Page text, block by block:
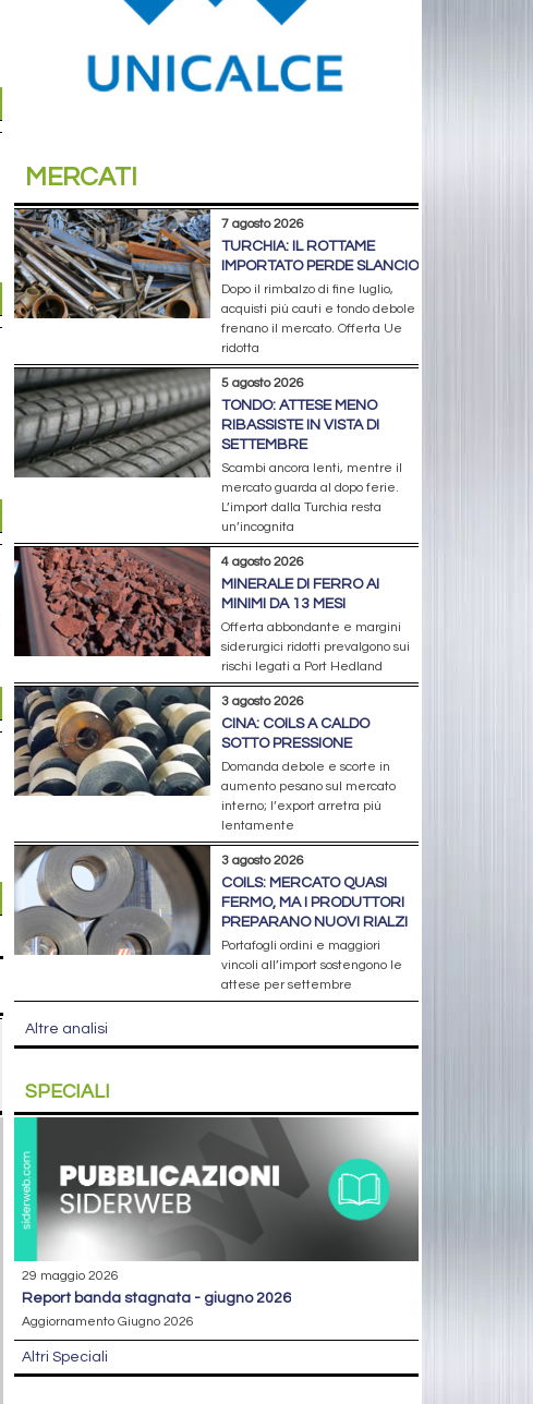
MERCATI
7 agosto 2026
TURCHIA: IL ROTTAME
IMPORTATO PERDE SLANCIO
Dopo il rimbalzo di fine luglio,
acquisti più cauti e tondo debole
frenano il mercato. Offerta Ue
ridotta
5 agosto 2026
TONDO: ATTESE MENO
RIBASSISTE IN VISTA DI
SETTEMBRE
Scambi ancora lenti, mentre il
mercato guarda al dopo ferie.
L’import dalla Turchia resta
un’incognita
4 agosto 2026
MINERALE DI FERRO AI
MINIMI DA 13 MESI
Offerta abbondante e margini
siderurgici ridotti prevalgono sui
rischi legati a Port Hedland
3 agosto 2026
CINA: COILS A CALDO
SOTTO PRESSIONE
Domanda debole e scorte in
aumento pesano sul mercato
interno; l’export arretra più
lentamente
3 agosto 2026
COILS: MERCATO QUASI
FERMO, MA I PRODUTTORI
PREPARANO NUOVI RIALZI
Portafogli ordini e maggiori
vincoli all’import sostengono le
attese per settembre
Altre analisi
SPECIALI
29 maggio 2026
report banda stagnata - giugno 2026
Aggiornamento Giugno 2026
Altri Speciali